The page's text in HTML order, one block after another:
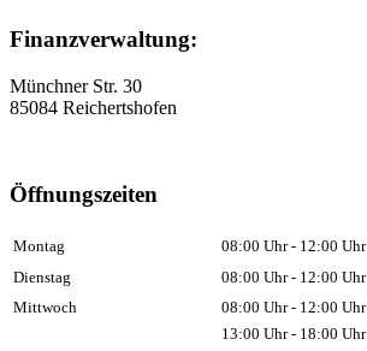
Finanzverwaltung:
Münchner Str. 30
85084 Reichertshofen
Öffnungszeiten
Montag
08:00 Uhr - 12:00 Uhr
Dienstag
08:00 Uhr - 12:00 Uhr
Mittwoch
08:00 Uhr - 12:00 Uhr
13:00 Uhr - 18:00 Uhr